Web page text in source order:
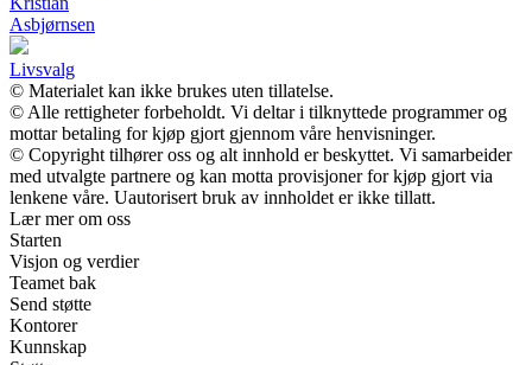
Asbjørnsen
Livsvalg
© Materialet kan ikke brukes uten tillatelse.
© Alle rettigheter forbeholdt. Vi deltar i tilknyttede programmer og
mottar betaling for kjøp gjort gjennom våre henvisninger.
© Copyright tilhører oss og alt innhold er beskyttet. Vi samarbeider
med utvalgte partnere og kan motta provisjoner for kjøp gjort via
lenkene våre. Uautorisert bruk av innholdet er ikke tillatt.
Lær mer om oss
Starten
Visjon og verdier
Teamet bak
Send støtte
Kontorer
Kunnskap